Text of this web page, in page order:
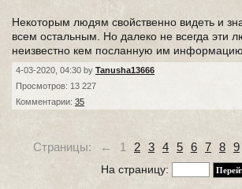
Некоторым людям свойственно видеть и
всем остальным. Но далеко не всегда эти
неизвестно кем посланную им информацию.
4-03-2020, 04:30 by Tanusha13666
Просмотров: 13 227
Комментарии: 35
Страницы: ← 1 2 3 4 5 6 7 8 9
На страницу: